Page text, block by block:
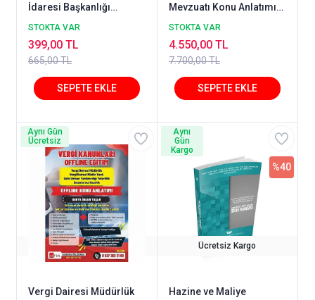
İdaresi Başkanlığı
Görevde Yükselme
Deneme Cevaplı
STOKTA VAR
665,00 TL
399,00 TL
Mevzuatı Konu Anlatımı
Seti TEMMUZ 2026 +
Mevzuatı Tamamı
Çözümlü Özgün Soru
Bankası TEMMUZ 2026
STOKTA VAR
7.700,00 TL
4.550,00 TL
Ücretsiz Kargo
Vergi Dairesi Müdürlük
Aynı Gün
Ücretsiz
Ücretsiz Kargo
Hazine ve Maliye
%40
Aynı
Gün
Kargo